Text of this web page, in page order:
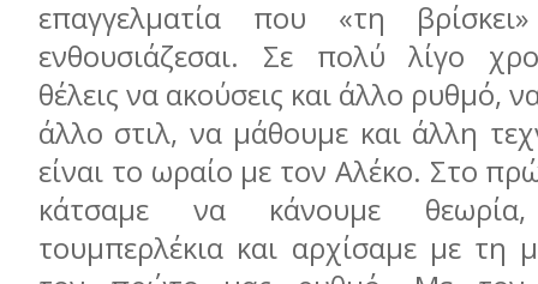
επαγγελματία που «τη
ενθουσιάζεσαι. Σε πολύ λίγο
θέλεις να ακούσεις και άλλο ρυθμό,
άλλο στιλ, να μάθουμε και άλλη
είναι το ωραίο με τον Αλέκο. Στο
κάτσαμε να κάνουμε
τουμπερλέκια και αρχίσαμε με τη